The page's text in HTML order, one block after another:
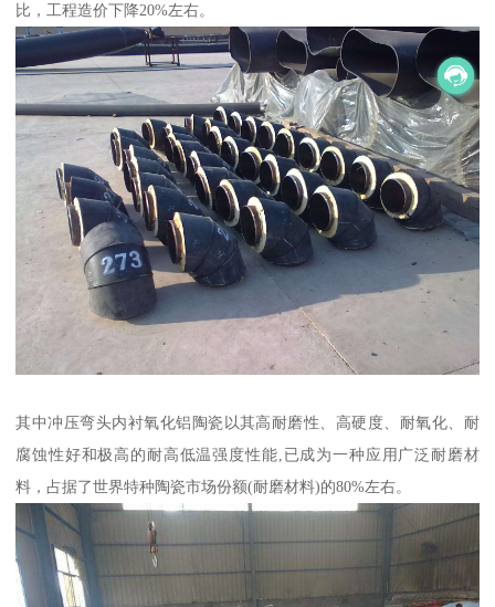
比，工程造价下降20%左右。
其中冲压弯头内衬氧化铝陶瓷以其高耐磨性、高硬度、耐氧化、耐
腐蚀性好和极高的耐高低温强度性能,已成为一种应用广泛耐磨材
料，占据了世界特种陶瓷市场份额(耐磨材料)的80%左右。